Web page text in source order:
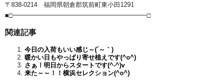
〒838-0214 福岡県朝倉郡筑前町東小田1291
■□━━━━━━━━━━━━━━━━━━━━━□
関連記事
今日の入荷もいい感じ～(´～｀)
暖かい日もやっぱり寄せ植えです(^o^)
さぁ！明日からスタートです(^-^)v
来た～～！！横浜セレクション(^o^)